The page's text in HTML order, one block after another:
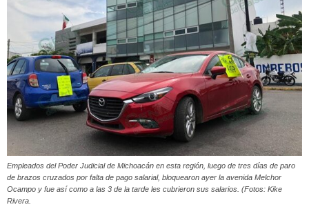
Empleados del Poder Judicial de Michoacán en esta región, luego de tres días de paro
de brazos cruzados por falta de pago salarial, bloquearon ayer la avenida Melchor
Ocampo y fue así como a las 3 de la tarde les cubrieron sus salarios. (Fotos: Kike
Rivera.